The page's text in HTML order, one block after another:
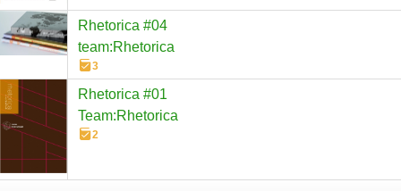
Rhetorica #04
team:Rhetorica
3
Rhetorica #01
Team:Rhetorica
2